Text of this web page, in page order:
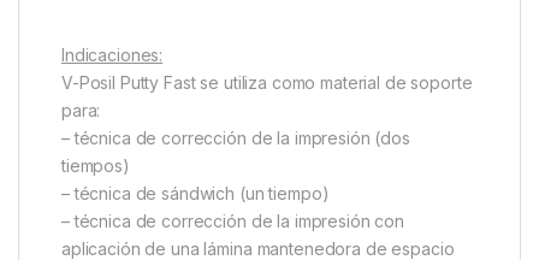
Indicaciones:
V-Posil Putty Fast se utiliza como material de soporte
para:
– técnica de corrección de la impresión (dos
tiempos)
– técnica de sándwich (un tiempo)
– técnica de corrección de la impresión con
aplicación de una lámina mantenedora de espacio